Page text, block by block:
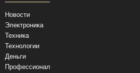
Новости
Электроника
Техника
Технологии
Деньги
Профессионал